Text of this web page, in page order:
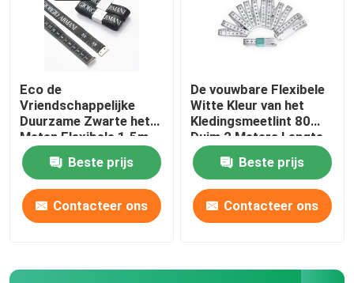
Eco de
Vriendschappelijke
Duurzame Zwarte het
Meten Flexibele 1.5m
Lengte van
BandheerserBeste prijs
Contacteer ons
De vouwbare Flexibele
Witte Kleur van het
Kledingsmeetlint 80
Duim 2 Meters Lengte
Beste prijs
Contacteer ons